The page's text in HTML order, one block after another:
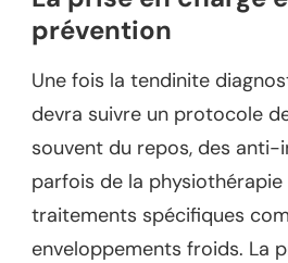
prévention
Une fois la tendinite
devra suivre un protocole
souvent du repos, des
parfois de la physiothérapie
traitements spécifiques
enveloppements froids. La